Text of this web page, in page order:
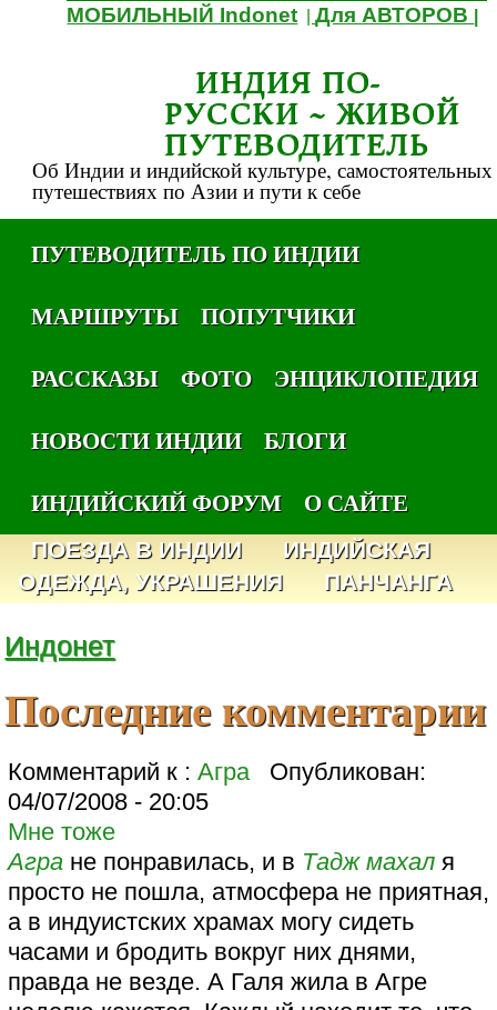
МОБИЛЬНЫЙ Indonet |Для АВТОРОВ
ИНДИЯ ПО-
РУССКИ ~ ЖИВОЙ
ПУТЕВОДИТЕЛЬ
Об Индии и индийской культуре, самостоятельных
путешествиях по Азии и пути к себе
ПУТЕВОДИТЕЛЬ ПО ИНДИИ
МАРШРУТЫ
ПОПУТЧИКИ
РАССКАЗЫ
ФОТО
ЭНЦИКЛОПЕДИЯ
НОВОСТИ ИНДИИ
БЛОГИ
ИНДИЙСКИЙ ФОРУМ
О САЙТЕ
ПОЕЗДА В ИНДИИ
ИНДИЙСКАЯ
ОДЕЖДА, УКРАШЕНИЯ
ПАНЧАНГА
Индонет
Последние комментарии
Комментарий к : Агра
Опубликован:
04/07/2008 - 20:05
Мне тоже
Агране понравилась, и в Тадж махаля
просто не пошла, атмосфера не приятная,
а в индуистских храмах могу сидеть
часами и бродить вокруг них днями,
правда не везде. А Галя жила в Агре